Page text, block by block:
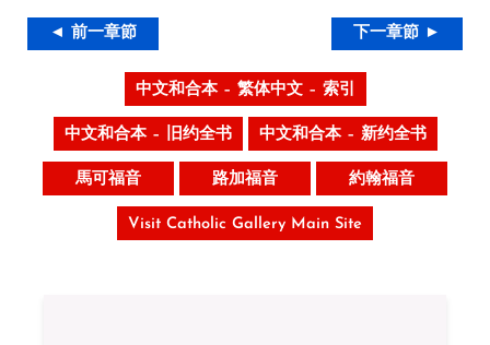
◄ 前一章節 下一章節 ►
中文和合本 – 繁体中文 – 索引
中文和合本 – 旧约全书 中文和合本 – 新约全书
馬可福音 路加福音 約翰福音
Visit Catholic Gallery Main Site